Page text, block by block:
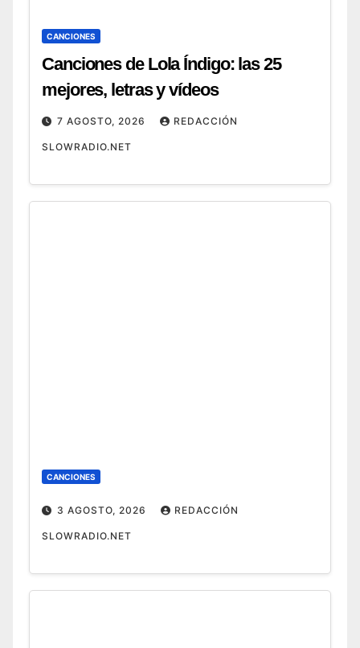
CANCIONES
Canciones de Lola Índigo: las 25
mejores, letras y vídeos
7 AGOSTO, 2026 REDACCIÓN
SLOWRADIO.NET
CANCIONES
3 AGOSTO, 2026 REDACCIÓN
SLOWRADIO.NET